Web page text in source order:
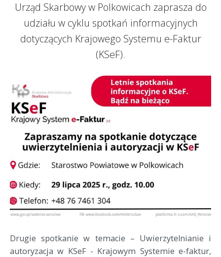
Urząd Skarbowy w Polkowicach zaprasza do
udziału w cyklu spotkań informacyjnych
dotyczących Krajowego Systemu e-Faktur
(KSeF).
Drugie spotkanie w temacie – Uwierzytelnianie i
autoryzacja w KSeF - Krajowym Systemie e-faktur,